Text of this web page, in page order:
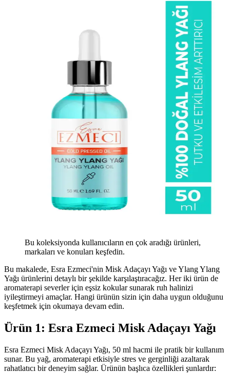
Bu koleksiyonda kullanıcıların en çok aradığı ürünleri,
markaları ve konuları keşfedin.
Bu makalede, Esra Ezmeci'nin Misk Adaçayı Yağı ve Ylang Ylang
Yağı ürünlerini detaylı bir şekilde karşılaştıracağız. Her iki ürün de
aromaterapi severler için eşsiz kokular sunarak ruh halinizi
iyileştirmeyi amaçlar. Hangi ürünün sizin için daha uygun olduğunu
keşfetmek için okumaya devam edin.
Ürün 1: Esra Ezmeci Misk Adaçayı Yağı
Esra Ezmeci Misk Adaçayı Yağı, 50 ml hacmi ile pratik bir kullanım
sunar. Bu yağ, aromaterapi etkisiyle stres ve gerginliği azaltarak
rahatlatıcı bir deneyim sağlar. Ürünün başlıca özellikleri şunlardır: